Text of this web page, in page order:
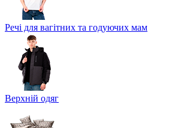
Речі для вагітних та годуючих мам
Верхній одяг